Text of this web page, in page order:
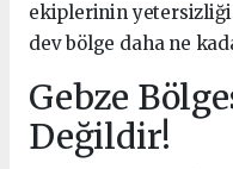
ekiplerinin yetersizliği
dev bölge daha ne
Gebze
Değildir!